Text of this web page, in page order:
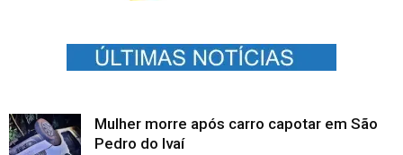
Mulher morre após carro capotar em São
Pedro do Ivaí